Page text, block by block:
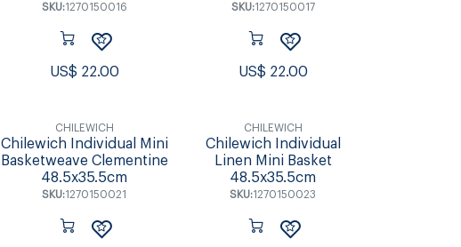
SKU:1270150016
US$ 22.00
SKU:1270150017
US$ 22.00
CHILEWICH
Chilewich Individual Mini
Basketweave Clementine
48.5x35.5cm
SKU:1270150021
CHILEWICH
Chilewich Individual
Linen Mini Basket
48.5x35.5cm
SKU:1270150023